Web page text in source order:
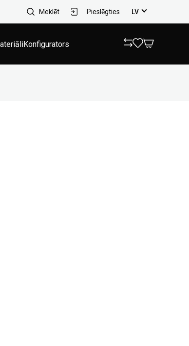
Meklēt Pieslēgties LV
Konfigurators